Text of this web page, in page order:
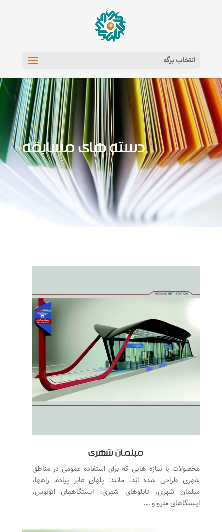
انتخاب برگه
دسته های مسابقه
مبلمان شهری
محصولات یا سازه هایی که برای استفاده عمومی در مناطق
شهری طراحی شده اند. مانند: پلهای عابر پیاده، راهها،
مبلمان شهری، تابلوهای شهری، ایستگاههای اتوبوس،
ایستگاهای مترو و ….